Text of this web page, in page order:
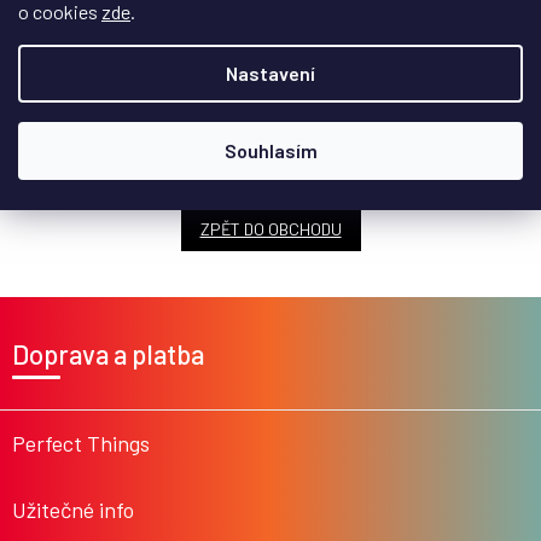
o cookies zde
Nastavení
Souhlasím
Můžete se ale podívat na ostatní kategorie.
ZPĚT DO OBCHODU
t
Perfect Things
Užitečné info
Doprava a platba